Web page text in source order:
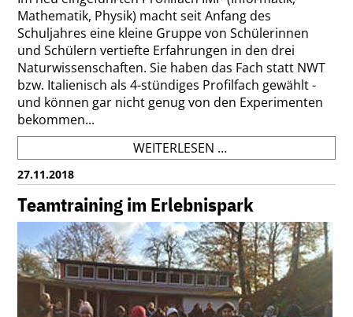
Mathematik, Physik) macht seit Anfang des
Schuljahres eine kleine Gruppe von Schülerinnen
und Schülern vertiefte Erfahrungen in den drei
Naturwissenschaften. Sie haben das Fach statt NWT
bzw. Italienisch als 4-stündiges Profilfach gewählt -
und können gar nicht genug von den Experimenten
bekommen...
WEITERLESEN …IMP
-
DAS
NEUE
FACH
MIT
SPANNENDEN
EXPERIMENTEN!
27.11.2018
Teamtraining im Erlebnispark